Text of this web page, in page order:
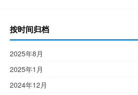
按时间归档
2025年8月
2025年1月
2024年12月